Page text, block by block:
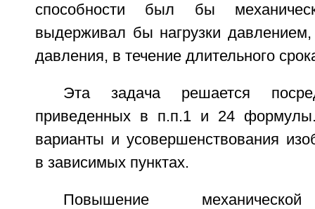
способности был бы
выдерживал бы нагрузки
давления, в течение длительного
Эта задача решается
приведенных в п.п.1 и 24 формулы.
варианты и усовершенствования
в зависимых пунктах.
Повышение